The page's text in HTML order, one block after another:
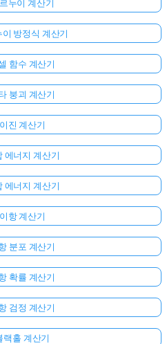
누이 계산기
방정식 계산기
함수 계산기
붕괴 계산기
진 계산기
에너지 계산기
에너지 계산기
항 계산기
분포 계산기
확률 계산기
검정 계산기
랙홀 계산기